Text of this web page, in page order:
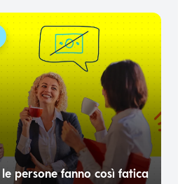
persone fanno così fatica